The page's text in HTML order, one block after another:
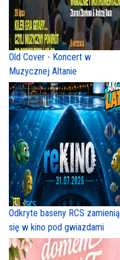
Old Cover - Koncert w
Muzycznej Altanie
Odkryte baseny RCS zamienią
się w kino pod gwiazdami